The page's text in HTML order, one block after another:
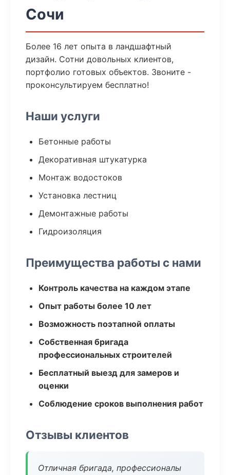
Сочи
Более 16 лет опыта в ландшафтный
дизайн. Сотни довольных клиентов,
портфолио готовых объектов. Звоните -
проконсультируем бесплатно!
Наши услуги
Бетонные работы
Декоративная штукатурка
Монтаж водостоков
Установка лестниц
Демонтажные работы
Гидроизоляция
Преимущества работы с нами
Контроль качества на каждом этапе
Опыт работы более 10 лет
Возможность поэтапной оплаты
Собственная бригада
профессиональных строителей
Бесплатный выезд для замеров и
оценки
Соблюдение сроков выполнения работ
Отзывы клиентов
Отличная бригада, профессионалы